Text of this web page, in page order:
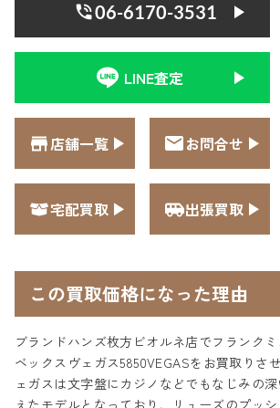
06-6170-3531
LINE査定
店舗一覧 お問合せ
宅配買取 出張買取
この買取価格になった理由
ブランドハンズ枚方ビオルネ店でフランク
ベックスヴェガス5850VEGASをお買取りさ
ェガスは文字盤にカジノなどでもなじみの